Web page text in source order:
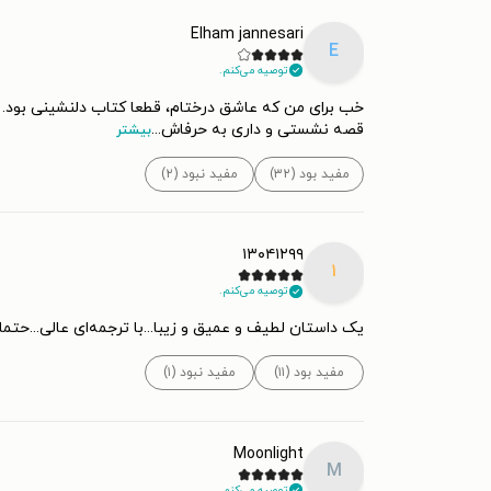
کنار دوست خیالی‌اش شیرین‌تر می‌کند. البته
کاترین
با کلمات پر کند؛ هر چند «بازنویسی» را هم
یکی از آن‌ها، هیچ نویسنده‌ای نمی‌تواند به
E
Elham jannesari
توصیه می‌کنم.
خب برای من که عاشق درختام، قطعا کتاب دلنشینی
قصه نشستی و داری به حرفاش...بیشتر
مفید بود (۳۲) مفید نبود (۲)
۱
۱۳۰۴۱۲۹۹
توصیه می‌کنم.
یک داستان لطیف و عمیق و زیبا...با ترجمه‌ای عالی...حتما
مفید بود (۱۱) مفید نبود (۱)
M
Moonlight